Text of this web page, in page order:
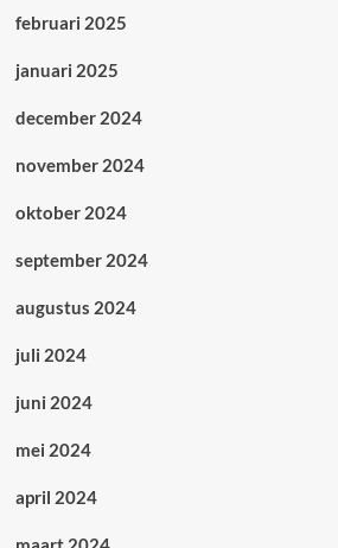
februari 2025
januari 2025
december 2024
november 2024
oktober 2024
september 2024
augustus 2024
juli 2024
juni 2024
mei 2024
april 2024